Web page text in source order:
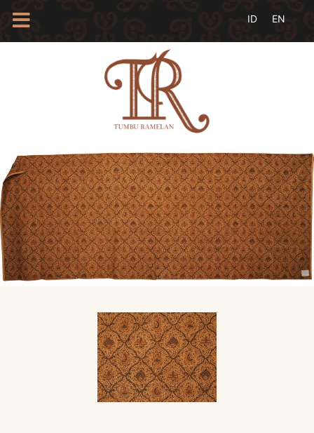
PROFIL
INSAN
BATIK
KAMUS
BATIK
KATALOG
BATIK
TANYA